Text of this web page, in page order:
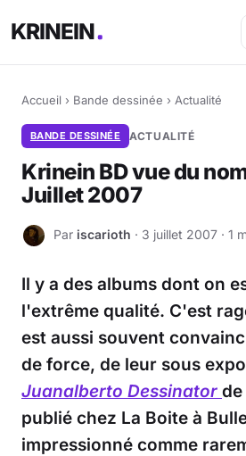
KRINEIN
Accueil › Bande dessinée › Actualité
BANDE DESSINÉE ACTUALITÉ
Krinein BD vue du
Juillet 2007
I Par iscarioth · 3 juillet 2007 · 1
Il y a des albums dont on
l'extrême qualité. C'est
est aussi souvent
de force, de leur sous
Juanalberto Dessinator de
publié chez La Boite à
impressionné comme